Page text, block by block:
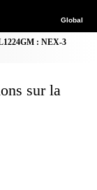
Global
: NEX-3
sur la